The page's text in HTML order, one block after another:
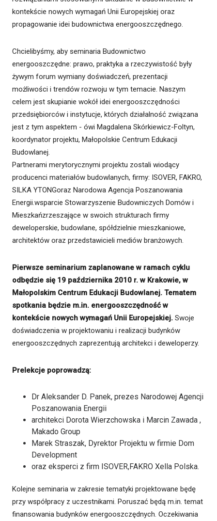
kontekście nowych wymagań Unii Europejskiej oraz
propagowanie idei budownictwa energooszczędnego.
Chcielibyśmy, aby seminaria Budownictwo
energooszczędne: prawo, praktyka a rzeczywistość były
żywym forum wymiany doświadczeń, prezentacji
możliwości i trendów rozwoju w tym temacie. Naszym
celem jest skupianie wokół idei energooszczędności
przedsiębiorców i instytucje, których działalność związana
jest z tym aspektem - ówi Magdalena Skórkiewicz-Foltyn,
koordynator projektu, Małopolskie Centrum Edukacji
Budowlanej.
Partnerami merytorycznymi projektu zostali wiodący
producenci materiałów budowlanych, firmy: ISOVER, FAKRO,
SILKA YTONGoraz Narodowa Agencja Poszanowania
Energii.wsparcie Stowarzyszenie Budowniczych Domów i
Mieszkańzrzeszające w swoich strukturach firmy
deweloperskie, budowlane, spółdzielnie mieszkaniowe,
architektów oraz przedstawicieli mediów branżowych.
Pierwsze seminarium zaplanowane w ramach cyklu
odbędzie się 19 października 2010 r. w Krakowie, w
Małopolskim Centrum Edukacji Budowlanej. Tematem
spotkania będzie m.in. energooszczędność w
kontekście nowych wymagań Unii Europejskiej. Swoje
doświadczenia w projektowaniu i realizacji budynków
energooszczędnych zaprezentują architekci i deweloperzy.
Prelekcje poprowadzą:
Dr Aleksander D. Panek, prezes Narodowej Agencji
Poszanowania Energii
architekci Dorota Wierzchowska i Marcin Zawada ,
Makado Group
Marek Straszak, Dyrektor Projektu w firmie Dom
Development
oraz eksperci z firm ISOVER,FAKRO Xella Polska.
Kolejne seminaria w zakresie tematyki projektowane będę
przy współpracy z uczestnikami. Poruszać będą m.in. temat
finansowania budynków energooszczędnych. Oczekiwania